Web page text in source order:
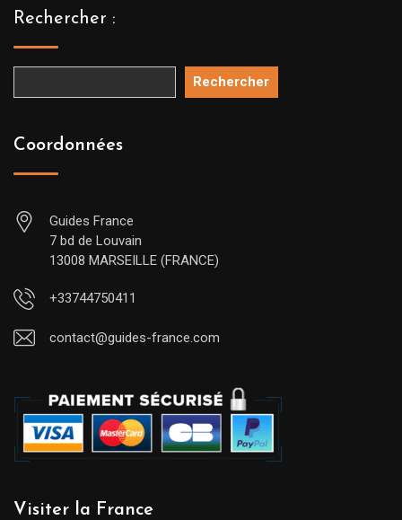
Rechercher :
Rechercher
Coordonnées
Guides France
7 bd de Louvain
13008 MARSEILLE (FRANCE)
+33744750411
contact@guides-france.com
Visiter la France